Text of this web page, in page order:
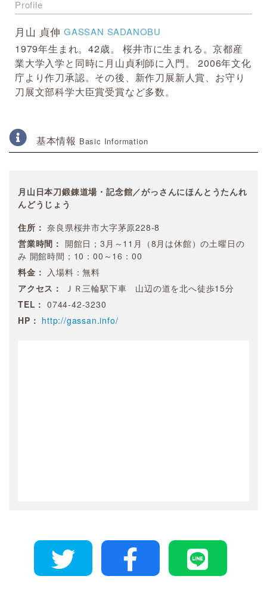
Profile
月山 貞伸 GASSAN SADANOBU
1979年生まれ。42歳。 桜井市に生まれる。京都産
業大学入学と同時に月山貞利師に入門。 2006年文化
庁より作刀承認。その後、新作刀展新人賞、お守り
刀展文部科学大臣賞受賞など多数。
基本情報 Basic Information
月山日本刀鍛錬道場・記念館／がっさんにほんとうたんれ
んどうじょう
住所： 奈良県桜井市大字茅原228-8
営業時間： 開館日；3月～11月（8月は休館）の土曜日の
み 開館時間；10：00～16：00
料金： 入場料：無料
アクセス：
ＪＲ三輪駅下車 山辺の道を北へ徒歩15分
TEL： 0744-42-3230
HP： http://gassan.info/